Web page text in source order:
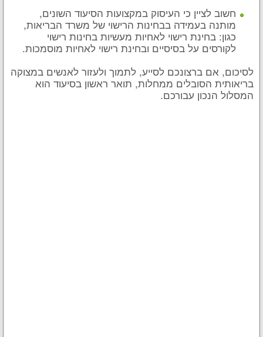
חשוב לציין כי העיסוק במקצועות הסיעוד השונים,
מותנה בעמידה בבחינות הרישוי של משרד הבריאות,
כגון: בחינת רישוי לאחיות מעשיות בחינות רישוי
לקורסים על בסיסיים ובחינת רישוי לאחיות מוסמכות.
לסיכום, אם ברצונכם לסייע, לתמוך ולעזור לאנשים במצוקה
בריאותית הסובלים ממחלות, תואר ראשון בסיעוד הוא
המסלול הנכון עבורכם.